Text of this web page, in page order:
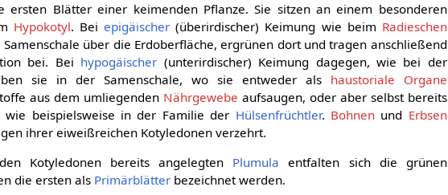
ersten Blätter einer keimenden Pflanze. Sie sitzen an einem besonderen
Hypokotyl. Beiepigäischer (überirdischer) Keimung wie beim Radieschen
über die Erdoberfläche, ergrünen dort und tragen anschließend
bei. Bei hypogäischer (unterirdischer) Keimung dagegen, wie bei der
sie in der Samenschale, wo sie entweder als haustoriale Organe
aus dem umliegenden Nährgewebe aufsaugen, oder aber selbst bereits
wie beispielsweise in der Familie der Hülsenfrüchtler. Bohnen und Erbsen
ihrer eiweißreichen Kotyledonen verzehrt.
Kotyledonen bereits angelegten Plumula entfalten sich die grünen
die ersten als Primärblätter bezeichnet werden.